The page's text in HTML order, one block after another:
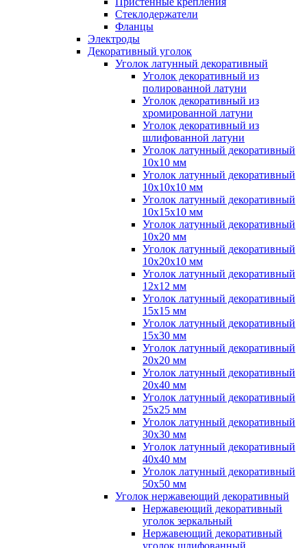
Стеклодержатели
Фланцы
Электроды
Декоративный уголок
Уголок латунный декоративный
Уголок декоративный из
полированной латуни
Уголок декоративный из
хромированной латуни
Уголок декоративный из
шлифованной латуни
Уголок латунный декоративный
10x10 мм
Уголок латунный декоративный
10x10x10 мм
Уголок латунный декоративный
10x15x10 мм
Уголок латунный декоративный
10x20 мм
Уголок латунный декоративный
10x20x10 мм
Уголок латунный декоративный
12x12 мм
Уголок латунный декоративный
15x15 мм
Уголок латунный декоративный
15x30 мм
Уголок латунный декоративный
20x20 мм
Уголок латунный декоративный
20x40 мм
Уголок латунный декоративный
25x25 мм
Уголок латунный декоративный
30x30 мм
Уголок латунный декоративный
40x40 мм
Уголок латунный декоративный
50x50 мм
Уголок нержавеющий декоративный
Нержавеющий декоративный
уголок зеркальный
Нержавеющий декоративный
уголок шлифованный